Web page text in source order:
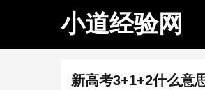
小道经验网
新高考3+1+2什么意